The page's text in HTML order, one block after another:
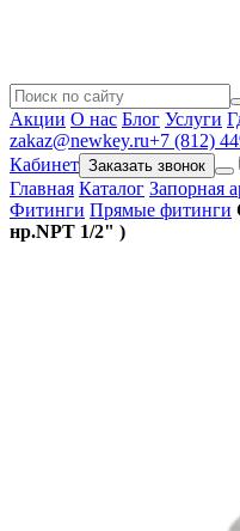
Акции О нас Блог Услуги
zakaz@newkey.ru+7 (812)
Кабинет Заказать звонок
Главная Каталог Запорная
Фитинги Прямые фитинги
нр.NPT 1/2" )